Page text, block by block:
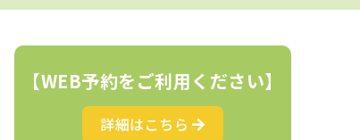
【WEB予約をご利用ください】
詳細はこちら